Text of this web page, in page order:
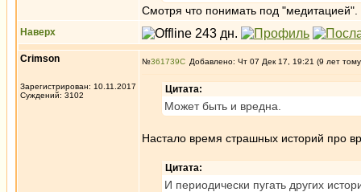
Смотря что понимать под
Наверх
Crimson
Зарегистрирован: 10.11.2017
Суждений: 3102
№361739 Добавлено: Чт 07 Дек 17, 19:21 (9 лет
Цитата:
Может быть и вредна.
Настало время страшных историй про
Цитата:
И периодически пугать других